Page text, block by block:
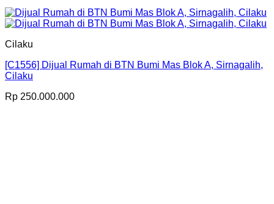
Cilaku
[C1556] Dijual Rumah di BTN Bumi Mas Blok A, Sirnagalih,
Cilaku
Rp 250.000.000